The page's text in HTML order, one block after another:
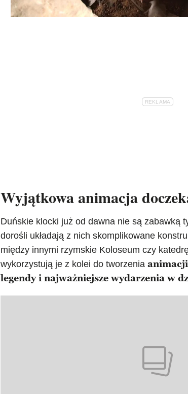
Wyjątkowa animacja
Duńskie klocki już od dawna nie są zabawką
dorośli układają z nich skomplikowane
między innymi rzymskie Koloseum czy
wykorzystują je z kolei do tworzenia
legendy i najważniejsze wydarzenia w